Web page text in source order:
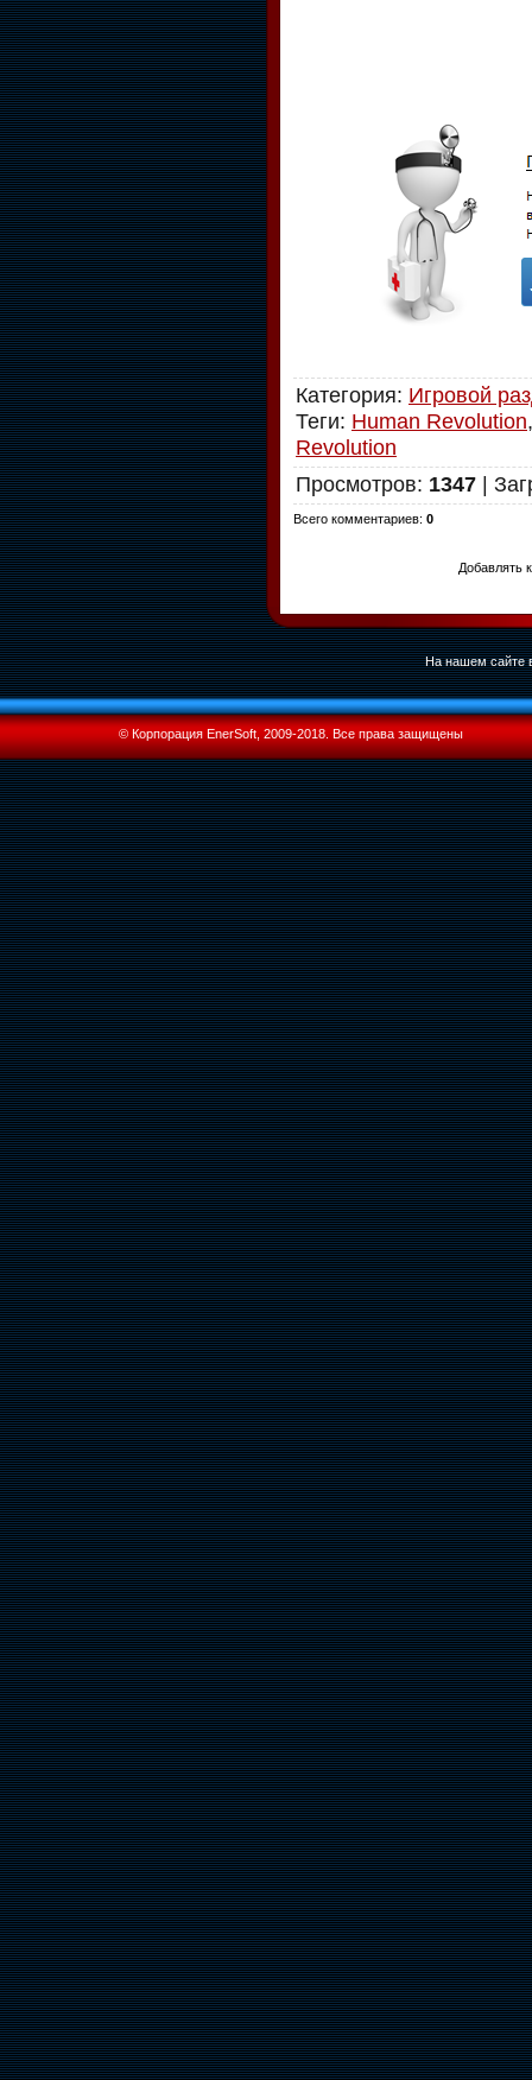
Категория: Игровой
Теги: Human Revolution
Revolution
Просмотров: 1347 |
Всего комментариев: 0
Добавлять
На нашем сайте
© Корпорация EnerSoft, 2009-2018. Все права защищены